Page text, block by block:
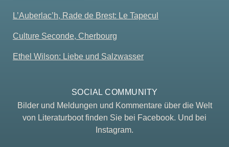
L’Auberlac’h, Rade de Brest: Le Tapecul
Culture Seconde, Cherbourg
Ethel Wilson: Liebe und Salzwasser
SOCIAL COMMUNITY
Bilder und Meldungen und Kommentare über die Welt
von Literaturboot finden Sie bei Facebook. Und bei
Instagram.